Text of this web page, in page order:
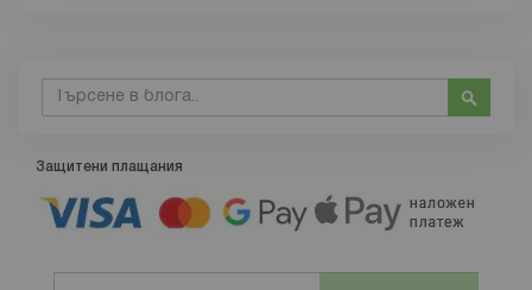
следващите редове.
Колагенът е най-богатият протеин в нашето тяло.
Изграден от 19 аминокиселини, той играе
костите, хрущялите и кожата. Съдържание на колаген
Търсене
Защитени плащания